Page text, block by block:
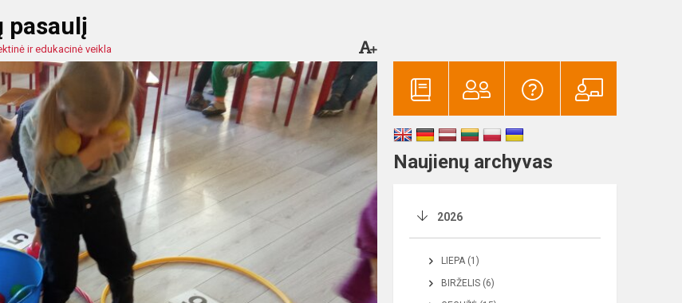
pasaulį
ir edukacinė veikla
Naujienų archyvas
2026
LIEPA (1)
BIRŽELIS (6)